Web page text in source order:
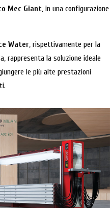
Mec Giant, in una configurazione
Water, rispettivamente per la
rappresenta la soluzione ideale
le più alte prestazioni